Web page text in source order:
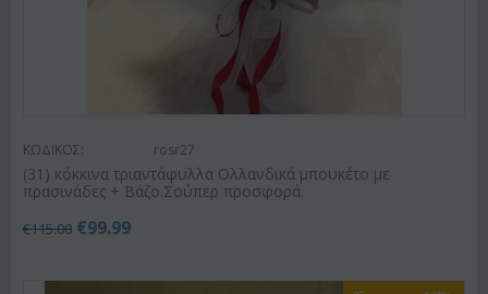
ΚΩΔΙΚΟΣ: rosr27
(31) κόκκινα τριαντάφυλλα Ολλανδικά μπουκέτο με
πρασινάδες + Βάζο.Σούπερ προσφορά.
€115.00 €99.99